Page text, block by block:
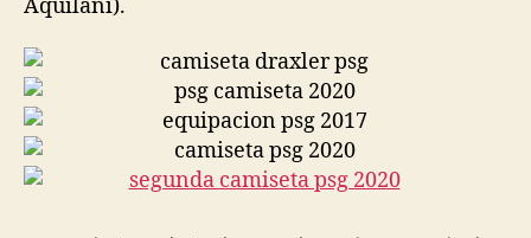
Aquilani).